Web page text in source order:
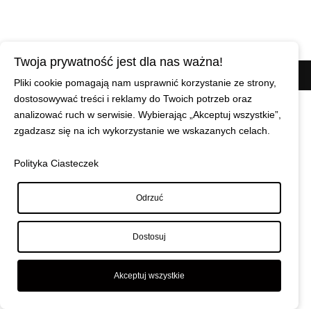
Twoja prywatność jest dla nas ważna!
Pliki cookie pomagają nam usprawnić korzystanie ze strony,
dostosowywać treści i reklamy do Twoich potrzeb oraz
analizować ruch w serwisie. Wybierając „Akceptuj wszystkie”,
zgadzasz się na ich wykorzystanie we wskazanych celach.
Polityka Ciasteczek
Odrzuć
Dostosuj
Akceptuj wszystkie